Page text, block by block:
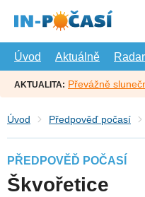
hlavní
Úvod
Aktuálně Radar
AKTUALITA: Převážně
Úvod Předpověď počasí
PŘEDPOVĚĎ POČASÍ
Škvořetice